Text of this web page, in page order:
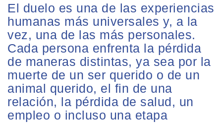
El duelo es una de las experiencias
humanas más universales y, a la
vez, una de las más personales.
Cada persona enfrenta la pérdida
de maneras distintas, ya sea por la
muerte de un ser querido o de un
animal querido, el fin de una
relación, la pérdida de salud, un
empleo o incluso una etapa